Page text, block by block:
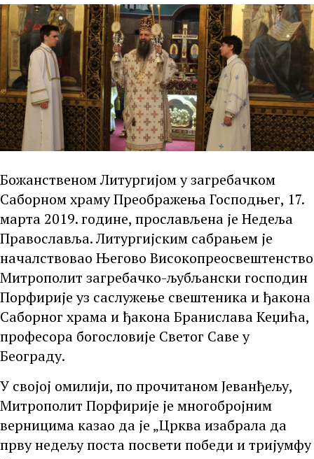
Божанственом Литургијом у загребачком
Саборном храму Преображења Господњег, 17.
марта 2019. године, прослављена је Недеља
Православља. Литургијским сабрањем је
началствовао Његово Високопреосвештенство
Митрополит загребачко-љубљански господин
Порфирије уз саслужење свештеника и ђакона
Саборног храма и ђакона Бранислава Кеџића,
професора богословије Светог Саве у
Београду.
У својој омилији, по прочитаном Јеванђељу,
Митрополит Порфирије је многобројним
верницима казао да је „Црква изабрала да
прву недељу поста посвети победи и тријумфу